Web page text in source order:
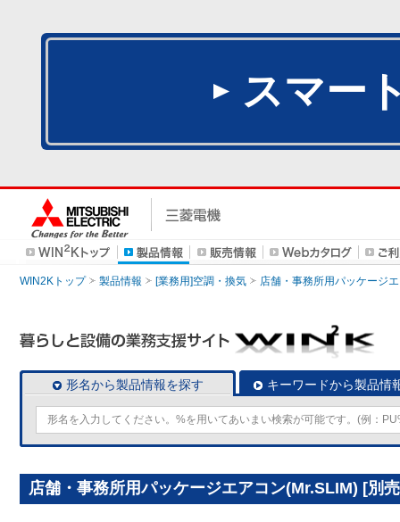
スマー
WIN2Kトップ 製品情報 [業務用]空調・換気 店舗・事務所用パッケージ
形名から製品情報を探す キーワードから製品情
店舗・事務所用パッケージエアコン(Mr.SLIM) [別